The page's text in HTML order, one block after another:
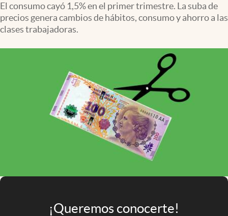
Otras secciones
Apertura
Infotechnology
El consumo cayó 1,5% en el primer trimestre. La suba de
precios genera cambios de hábitos, consumo y ahorro a las
clases trabajadoras.
¡Queremos conocerte!